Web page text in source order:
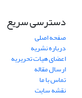
دسترسی سریع
صفحه اصلی
درباره نشریه
اعضای هیات تحریریه
ارسال مقاله
تماس با ما
نقشه سایت